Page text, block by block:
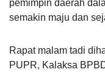
pemimpin daerah
semakin maju dan
Rapat malam tadi
PUPR, Kalaksa